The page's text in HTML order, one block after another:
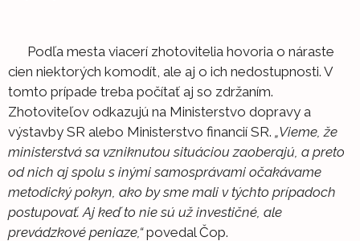
Podľa mesta viacerí zhotovitelia hovoria o náraste
cien niektorých komodít, ale aj o ich nedostupnosti. V
tomto prípade treba počítať aj so zdržaním.
Zhotoviteľov odkazujú na Ministerstvo dopravy a
výstavby SR alebo Ministerstvo financií SR. „Vieme, že
ministerstvá sa vzniknutou situáciou zaoberajú, a preto
od nich aj spolu s inými samosprávami očakávame
metodický pokyn, ako by sme mali v týchto prípadoch
postupovať. Aj keď to nie sú už investičné, ale
prevádzkové peniaze,“povedal Čop.